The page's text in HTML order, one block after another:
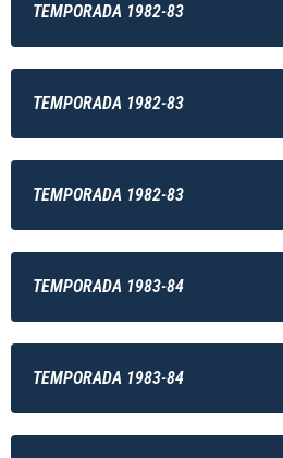
TEMPORADA 1982-83
TEMPORADA 1982-83
TEMPORADA 1982-83
TEMPORADA 1983-84
TEMPORADA 1983-84